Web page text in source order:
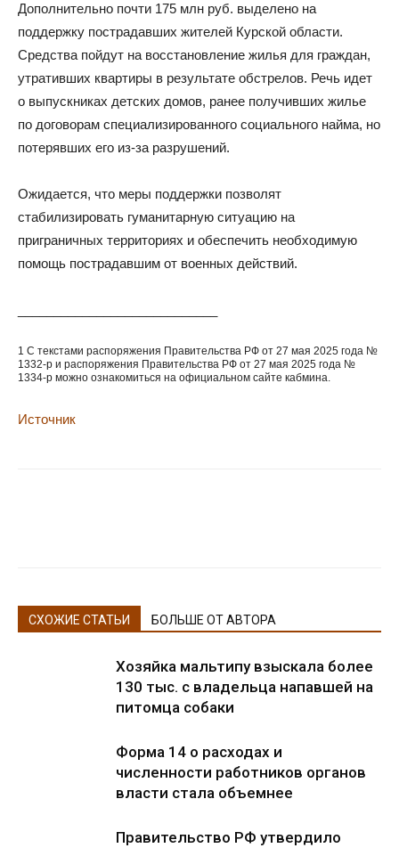
Дополнительно почти 175 млн руб. выделено на
поддержку пострадавших жителей Курской области.
Средства пойдут на восстановление жилья для граждан,
утративших квартиры в результате обстрелов. Речь идет
о выпускниках детских домов, ранее получивших жилье
по договорам специализированного социального найма, но
потерявших его из-за разрушений.
Ожидается, что меры поддержки позволят
стабилизировать гуманитарную ситуацию на
приграничных территориях и обеспечить необходимую
помощь пострадавшим от военных действий.
1 С текстами распоряжения Правительства РФ от 27 мая 2025 года №
1332-р и распоряжения Правительства РФ от 27 мая 2025 года №
1334-р можно ознакомиться на официальном сайте кабмина.
Источник
СХОЖИЕ СТАТЬИ БОЛЬШЕ ОТ АВТОРА
Хозяйка мальтипу взыскала более
130 тыс. с владельца напавшей на
питомца собаки
Форма 14 о расходах и
численности работников органов
власти стала объемнее
Правительство РФ утвердило